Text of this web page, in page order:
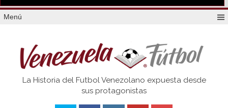
Menú
Venezuela
La Historia del Futbol Venezolano expuesta desde
sus protagonistas